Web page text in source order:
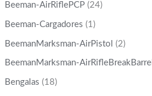
Beeman-AirRiflePCP (24)
Beeman-Cargadores (1)
BeemanMarksman-AirPistol (2)
BeemanMarksman-AirRifleBreakBarrel
Bengalas (18)